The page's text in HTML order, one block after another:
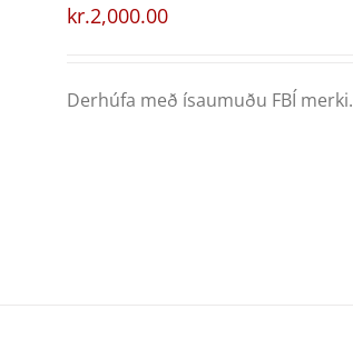
kr.2,000.00
Derhúfa með ísaumuðu FBÍ merki.